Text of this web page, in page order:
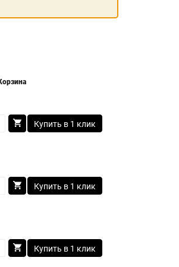
Купить в 1 клик
Купить в 1 клик
Купить в 1 клик